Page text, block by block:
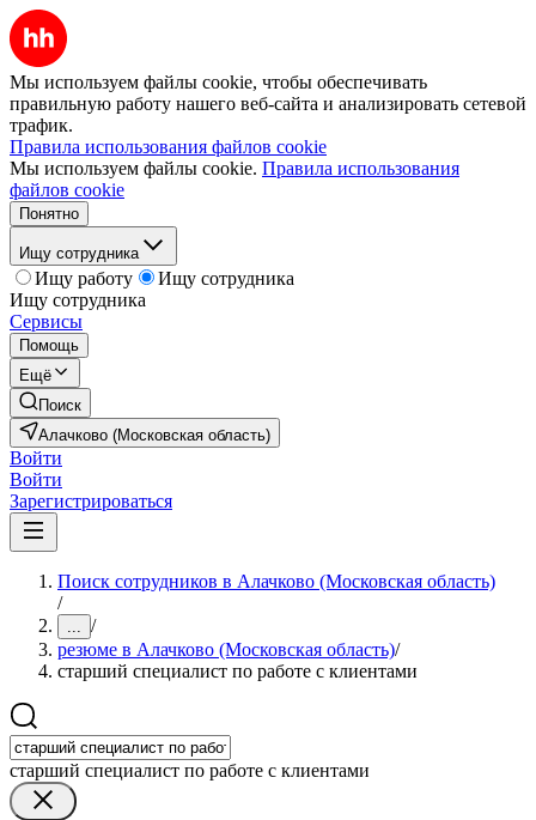
Мы используем файлы cookie, чтобы обеспечивать
правильную работу нашего веб-сайта и анализировать сетевой
трафик.
Правила использования файлов cookie
Мы используем файлы cookie. Правила использования
файлов cookie
Понятно
Ищу сотрудника
Ищу работу
Ищу сотрудника
Ищу сотрудника
Сервисы
Помощь
Ещё
Поиск
Алачково (Московская область)
Войти
Войти
Зарегистрироваться
Поиск сотрудников в Алачково (Московская область)
/
... /
резюме в Алачково (Московская область)/
старший специалист по работе с клиентами
старший специалист по работе с клиентами